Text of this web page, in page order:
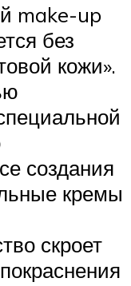
make-up
без
кожи».
создания
кремы
скроет